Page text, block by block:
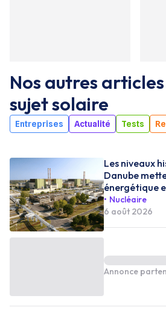
Nos autres
sujetsolaire
Entreprises Actualité Tests
Les niveaux
Danube
énergétique
Nucléaire
6 août 2026
Annonce